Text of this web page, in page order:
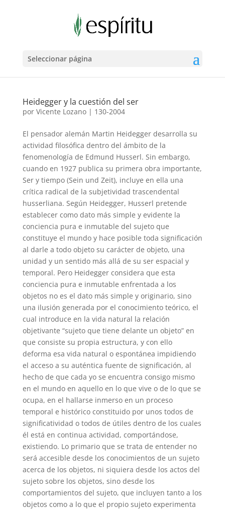
Seleccionar página
Heidegger y la cuestión del ser
por Vicente Lozano| 130-2004
El pensador alemán Martin Heidegger desarrolla su
actividad filosófica dentro del ámbito de la
fenomenología de Edmund Husserl. Sin embargo,
cuando en 1927 publica su primera obra importante,
Ser y tiempo (Sein und Zeit), incluye en ella una
crítica radical de la subjetividad trascendental
husserliana. Según Heidegger, Husserl pretende
establecer como dato más simple y evidente la
conciencia pura e inmutable del sujeto que
constituye el mundo y hace posible toda significación
al darle a todo objeto su carácter de objeto, una
unidad y un sentido más allá de su ser espacial y
temporal. Pero Heidegger considera que esta
conciencia pura e inmutable enfrentada a los
objetos no es el dato más simple y originario, sino
una ilusión generada por el conocimiento teórico, el
cual introduce en la vida natural la relación
objetivante “sujeto que tiene delante un objeto” en
que consiste su propia estructura, y con ello
deforma esa vida natural o espontánea impidiendo
el acceso a su auténtica fuente de significación, al
hecho de que cada yo se encuentra consigo mismo
en el mundo en aquello en lo que vive o de lo que se
ocupa, en el hallarse inmerso en un proceso
temporal e histórico constituido por unos todos de
significatividad o todos de útiles dentro de los cuales
él está en continua actividad, comportándose,
existiendo. Lo primario que se trata de entender no
será accesible desde los conocimientos de un sujeto
acerca de los objetos, ni siquiera desde los actos del
sujeto sobre los objetos, sino desde los
comportamientos del sujeto, que incluyen tanto a los
objetos como a lo que el propio sujeto experimenta